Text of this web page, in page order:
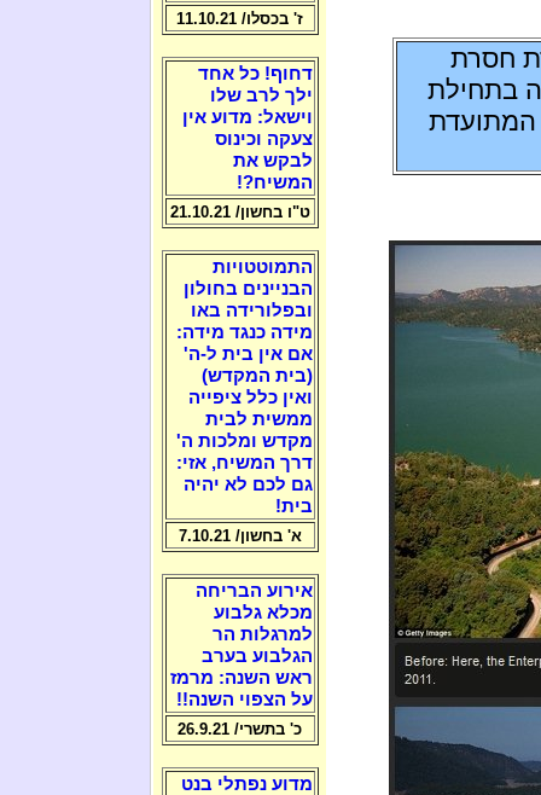
היא בצורת חסרת
ב-1885) שהחלה בתחילת
המתועדת
ז' בכסלו/ 11.10.21
דחוף! כל אחד
ילך לרב שלו
וישאל: מדוע אין
צעקה וכינוס
לבקש את
המשיח?!
ט"ו בחשון/ 21.10.21
התמוטטויות
הבניינים בחולון
ובפלורידה באו
מידה כנגד מידה:
אם אין בית ל-ה'
(בית המקדש)
ואין כלל ציפייה
ממשית לבית
מקדש ומלכות ה'
דרך המשיח, אזי:
גם לכם לא יהיה
בית!
א' בחשון/ 7.10.21
אירוע הבריחה
מכלא גלבוע
למרגלות הר
הגלבוע בערב
ראש השנה: מרמז
על הצפוי השנה!!
כ' בתשרי/ 26.9.21
מדוע נפתלי בנט